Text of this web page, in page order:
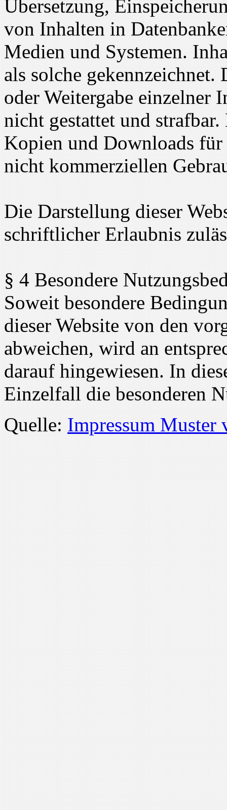
Übersetzung,
von Inhalten in
Medien und Systemen.
als solche
oder Weitergabe einzelner
nicht gestattet und
Kopien und Downloads
nicht kommerziellen
Die Darstellung dieser
schriftlicher Erlaubnis
§ 4 Besondere
Soweit besondere
dieser Website von den
abweichen, wird an
darauf hingewiesen. In
Einzelfall die besonderen
Quelle:Impressum Muster